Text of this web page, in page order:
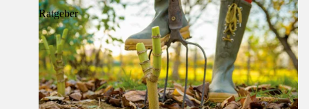
Ratgeber